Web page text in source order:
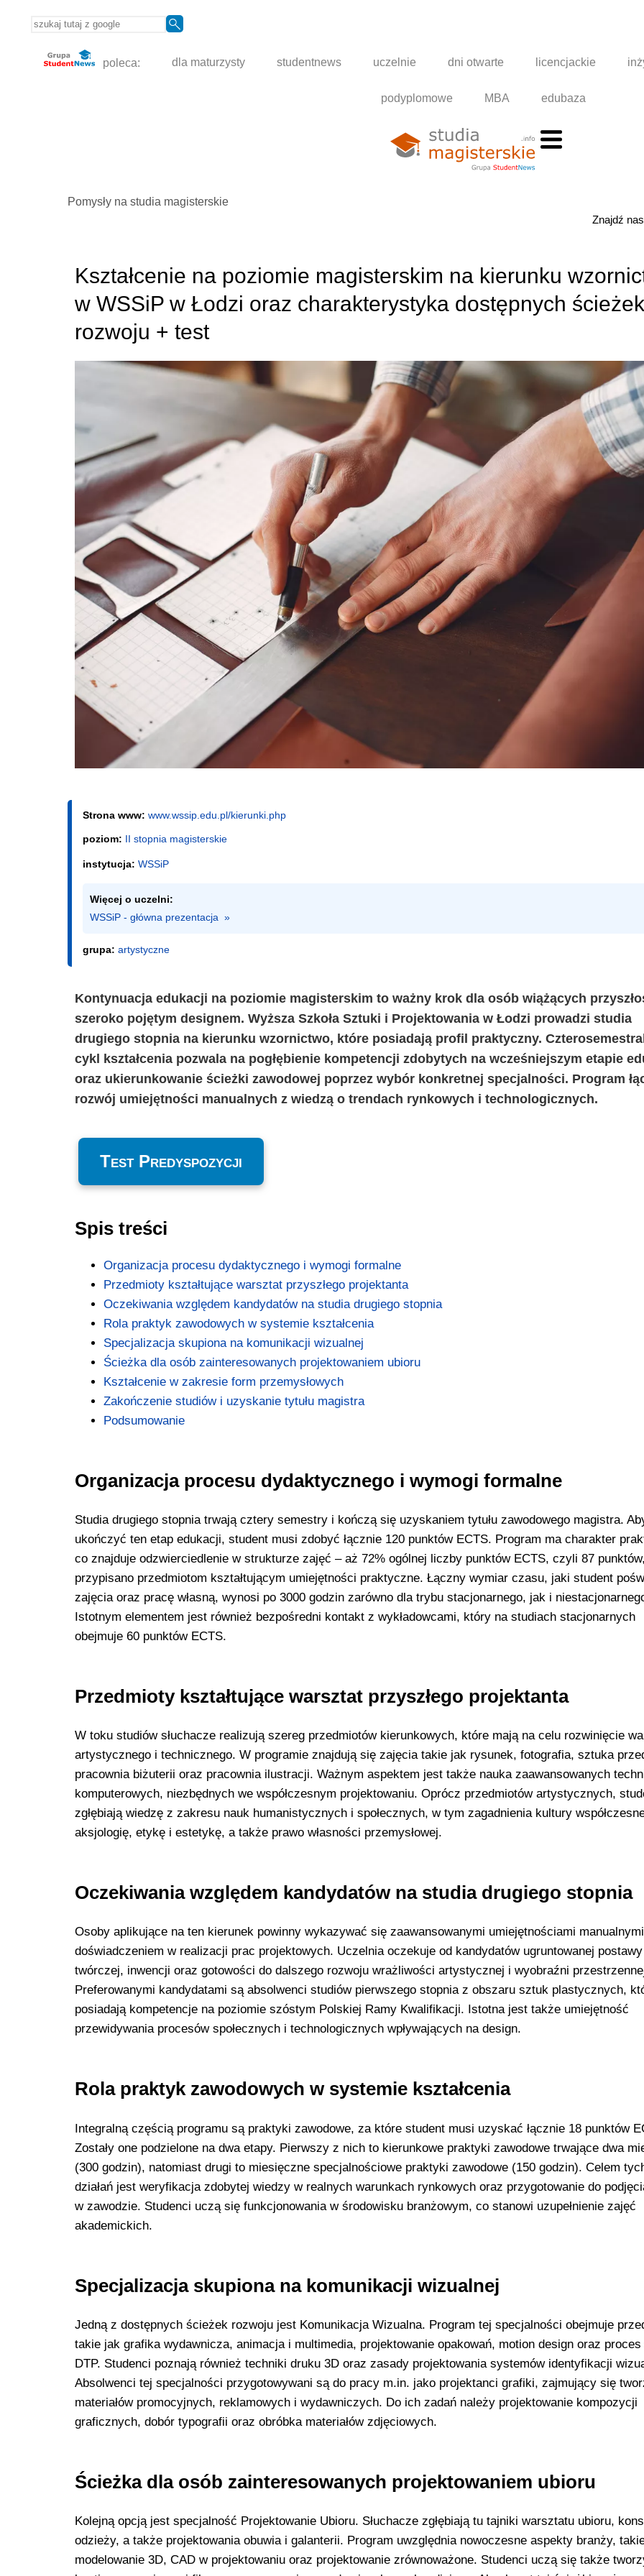
poleca: dla maturzysty studentnews uczelnie dni otwarte licencjackie
podyplomowe MBA edubaza
Pomysły na studia magisterskie
Znajdź
Kształcenie na poziomie magisterskim na kierunku
w WSSiP w Łodzi oraz charakterystyka dostępnych ścieżek
rozwoju + test
Strona www: www.wssip.edu.pl/kierunki.php
poziom: II stopnia magisterskie
instytucja: WSSiP
Więcej o uczelni:
WSSiP - główna prezentacja  »
grupa: artystyczne
Kontynuacja edukacji na poziomie magisterskim to ważny krok dla osób wiążących
szeroko pojętym designem. Wyższa Szkoła Sztuki i Projektowania w Łodzi prowadzi studia
drugiego stopnia na kierunku wzornictwo, które posiadają profil praktyczny.
cykl kształcenia pozwala na pogłębienie kompetencji zdobytych na wcześniejszym etapie
oraz ukierunkowanie ścieżki zawodowej poprzez wybór konkretnej specjalności. Program
rozwój umiejętności manualnych z wiedzą o trendach rynkowych i technologicznych.
Test Predyspozycji
Spis treści
Organizacja procesu dydaktycznego i wymogi formalne
Przedmioty kształtujące warsztat przyszłego projektanta
Oczekiwania względem kandydatów na studia drugiego stopnia
Rola praktyk zawodowych w systemie kształcenia
Specjalizacja skupiona na komunikacji wizualnej
Ścieżka dla osób zainteresowanych projektowaniem ubioru
Kształcenie w zakresie form przemysłowych
Zakończenie studiów i uzyskanie tytułu magistra
Podsumowanie
Organizacja procesu dydaktycznego i wymogi formalne
Studia drugiego stopnia trwają cztery semestry i kończą się uzyskaniem tytułu zawodowego magistra.
ukończyć ten etap edukacji, student musi zdobyć łącznie 120 punktów ECTS. Program ma charakter
co znajduje odzwierciedlenie w strukturze zajęć – aż 72% ogólnej liczby punktów ECTS, czyli 87 punktów,
przypisano przedmiotom kształtującym umiejętności praktyczne. Łączny wymiar czasu, jaki student
zajęcia oraz pracę własną, wynosi po 3000 godzin zarówno dla trybu stacjonarnego, jak i
Istotnym elementem jest również bezpośredni kontakt z wykładowcami, który na studiach stacjonarnych
obejmuje 60 punktów ECTS.
Przedmioty kształtujące warsztat przyszłego projektanta
W toku studiów słuchacze realizują szereg przedmiotów kierunkowych, które mają na celu rozwinięcie
artystycznego i technicznego. W programie znajdują się zajęcia takie jak rysunek, fotografia, sztuka
pracownia biżuterii oraz pracownia ilustracji. Ważnym aspektem jest także nauka zaawansowanych
komputerowych, niezbędnych we współczesnym projektowaniu. Oprócz przedmiotów artystycznych,
zgłębiają wiedzę z zakresu nauk humanistycznych i społecznych, w tym zagadnienia kultury
aksjologię, etykę i estetykę, a także prawo własności przemysłowej.
Oczekiwania względem kandydatów na studia drugiego stopnia
Osoby aplikujące na ten kierunek powinny wykazywać się zaawansowanymi umiejętnościami
doświadczeniem w realizacji prac projektowych. Uczelnia oczekuje od kandydatów ugruntowanej postawy
twórczej, inwencji oraz gotowości do dalszego rozwoju wrażliwości artystycznej i wyobraźni
Preferowanymi kandydatami są absolwenci studiów pierwszego stopnia z obszaru sztuk plastycznych,
posiadają kompetencje na poziomie szóstym Polskiej Ramy Kwalifikacji. Istotna jest także umiejętność
przewidywania procesów społecznych i technologicznych wpływających na design.
Rola praktyk zawodowych w systemie kształcenia
Integralną częścią programu są praktyki zawodowe, za które student musi uzyskać łącznie 18 punktów
Zostały one podzielone na dwa etapy. Pierwszy z nich to kierunkowe praktyki zawodowe trwające dwa
(300 godzin), natomiast drugi to miesięczne specjalnościowe praktyki zawodowe (150 godzin). Celem
działań jest weryfikacja zdobytej wiedzy w realnych warunkach rynkowych oraz przygotowanie do
w zawodzie. Studenci uczą się funkcjonowania w środowisku branżowym, co stanowi uzupełnienie zajęć
akademickich.
Specjalizacja skupiona na komunikacji wizualnej
Jedną z dostępnych ścieżek rozwoju jest Komunikacja Wizualna. Program tej specjalności obejmuje
takie jak grafika wydawnicza, animacja i multimedia, projektowanie opakowań, motion design oraz
DTP. Studenci poznają również techniki druku 3D oraz zasady projektowania systemów identyfikacji
Absolwenci tej specjalności przygotowywani są do pracy m.in. jako projektanci grafiki, zajmujący się
materiałów promocyjnych, reklamowych i wydawniczych. Do ich zadań należy projektowanie kompozycji
graficznych, dobór typografii oraz obróbka materiałów zdjęciowych.
Ścieżka dla osób zainteresowanych projektowaniem ubioru
Kolejną opcją jest specjalność Projektowanie Ubioru. Słuchacze zgłębiają tu tajniki warsztatu ubioru,
odzieży, a także projektowania obuwia i galanterii. Program uwzględnia nowoczesne aspekty branży,
modelowanie 3D, CAD w projektowaniu oraz projektowanie zrównoważone. Studenci uczą się także